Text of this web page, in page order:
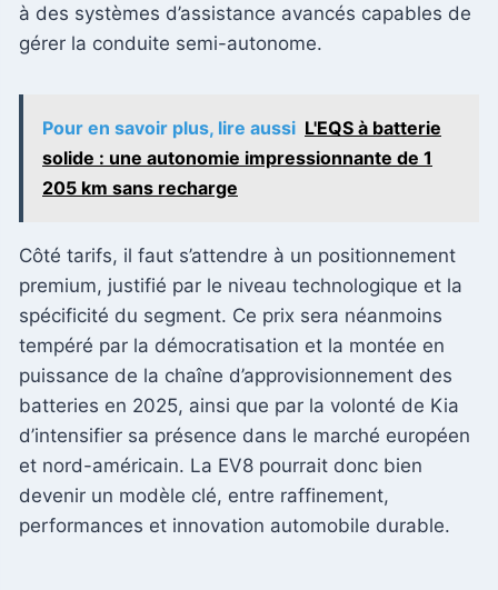
à des systèmes d’assistance avancés capables de
gérer la conduite semi-autonome.
Pour en savoir plus, lire aussi L'EQS à batterie
solide : une autonomie impressionnante de 1
205 km sans recharge
Côté tarifs, il faut s’attendre à un positionnement
premium, justifié par le niveau technologique et la
spécificité du segment. Ce prix sera néanmoins
tempéré par la démocratisation et la montée en
puissance de la chaîne d’approvisionnement des
batteries en 2025, ainsi que par la volonté de Kia
d’intensifier sa présence dans le marché européen
et nord-américain. La EV8 pourrait donc bien
devenir un modèle clé, entre raffinement,
performances et innovation automobile durable.